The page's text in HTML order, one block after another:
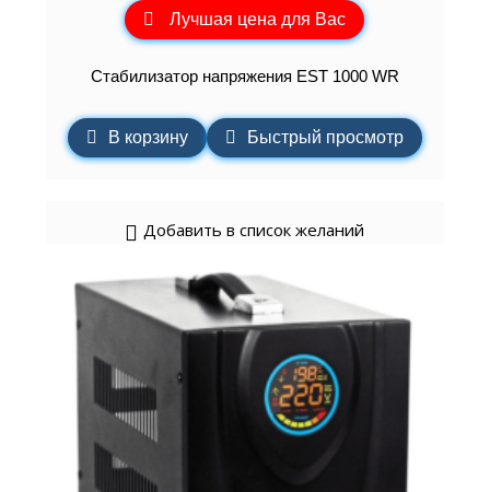
Лучшая цена для Вас
Стабилизатор напряжения EST 1000 WR
В корзину Быстрый просмотр
Добавить в список желаний